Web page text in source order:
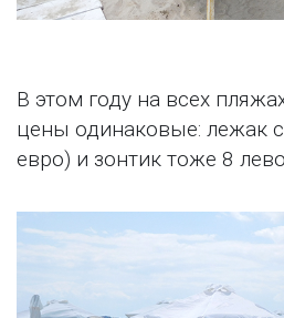
В этом году на всех
цены одинаковые: лежак
евро) и зонтик тоже 8